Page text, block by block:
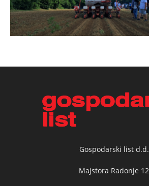
Gospodarski list d.d.
Majstora Radonje 12